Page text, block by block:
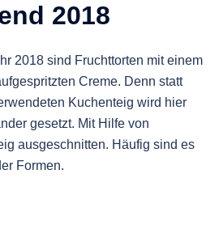
2018
2018 sind Fruchttorten mit einem
Creme. Denn statt
Kuchenteig wird hier
gesetzt. Mit Hilfe von
ausgeschnitten. Häufig sind es
Formen.